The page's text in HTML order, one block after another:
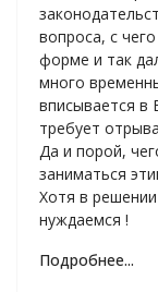
вопроса, с
форме и так
много
вписывается
требует
Да и порой,
заниматься
Хотя в
нуждаемся !
Подробнее...